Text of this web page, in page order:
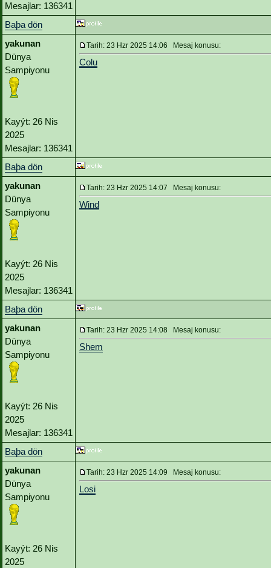
Mesajlar: 136341
Baþa dön
yakunan
Dünya
Sampiyonu
Kayýt: 26 Nis
2025
Mesajlar: 136341
Tarih: 23 Hzr 2025 14:06 Mesaj konusu:
Colu
Baþa dön
yakunan
Dünya
Sampiyonu
Kayýt: 26 Nis
2025
Mesajlar: 136341
Tarih: 23 Hzr 2025 14:07 Mesaj konusu:
Wind
Baþa dön
yakunan
Dünya
Sampiyonu
Kayýt: 26 Nis
2025
Mesajlar: 136341
Tarih: 23 Hzr 2025 14:08 Mesaj konusu:
Shem
Baþa dön
yakunan
Dünya
Sampiyonu
Kayýt: 26 Nis
2025
Tarih: 23 Hzr 2025 14:09 Mesaj konusu:
Losi